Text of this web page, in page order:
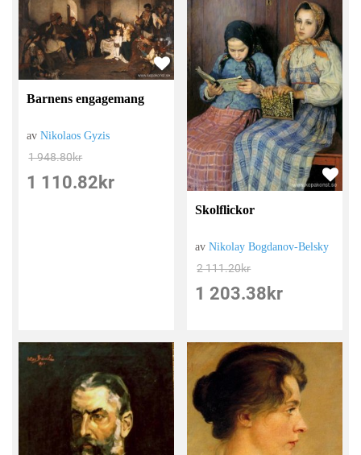
Barnens engagemang
avNikolaos Gyzis
1 948.80kr
1 110.82 kr
Skolflickor
avNikolay Bogdanov-Belsky
2 111.20kr
1 203.38 kr